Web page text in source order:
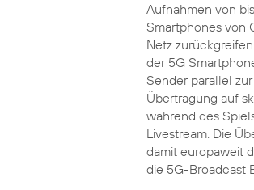
Aufnahmen von
Smartphones von
Netz
der 5G
Sender parallel
Übertragung auf
während des
Livestream. Die
damit europaweit
die 5G-Broadcast